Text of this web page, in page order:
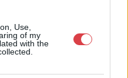
Use,
of my
with the